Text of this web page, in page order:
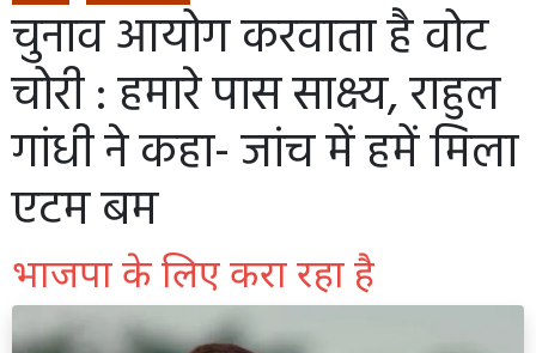
चुनाव आयोग करवाता है वोट
चोरी : हमारे पास साक्ष्य, राहुल
गांधी ने कहा- जांच में हमें मिला
एटम बम
भाजपा के लिए करा रहा है